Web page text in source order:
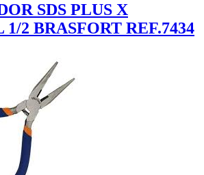
SDS PLUS X
2 BRASFORT REF.7434